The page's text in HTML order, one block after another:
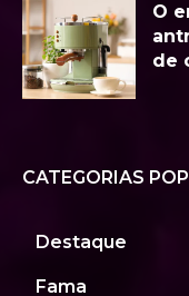
O
de
CATEGORIAS
Destaque
Fama